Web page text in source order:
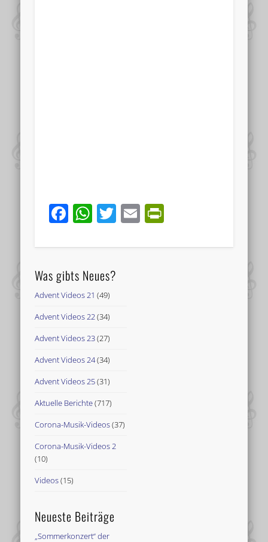
Facebook
WhatsApp
Twitter
Email
Was gibts Neues?
Advent Videos 21 (49)
Advent Videos 22(34)
Advent Videos 23(27)
Advent Videos 24(34)
Advent Videos 25(31)
Aktuelle Berichte(717)
Corona-Musik-Videos(37)
Corona-Musik-Videos 2
(10)
Videos(15)
Neueste Beiträge
„Sommerkonzert“ der